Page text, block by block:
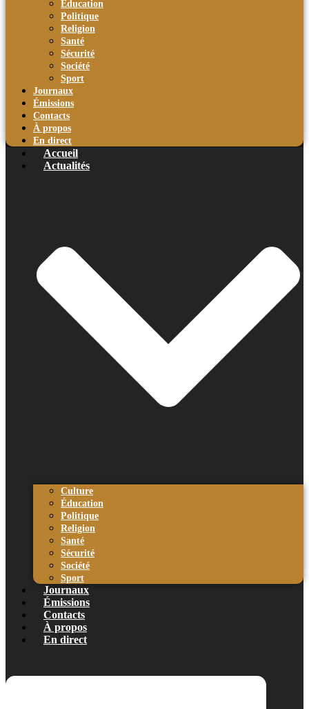
Éducation
Politique
Religion
Santé
Sécurité
Société
Sport
Journaux
Émissions
Contacts
À propos
En direct
Accueil
Actualités
Culture
Éducation
Politique
Religion
Santé
Sécurité
Société
Sport
Journaux
Émissions
Contacts
À propos
En direct